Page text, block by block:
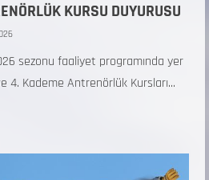
KURSU DUYURUSU
sezonu faaliyet programında yer
4. Kademe Antrenörlük Kursları...